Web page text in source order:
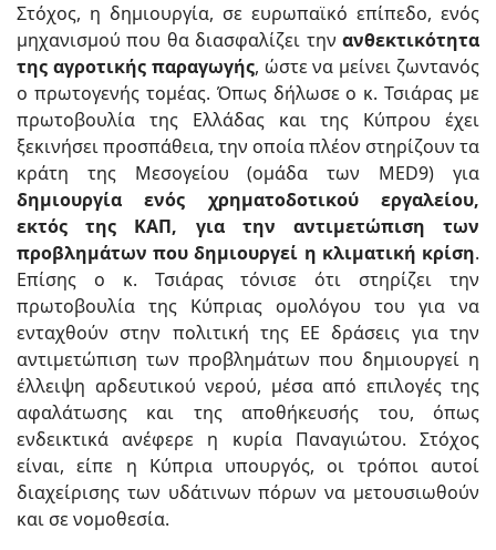
Στόχος, η δημιουργία, σε ευρωπαϊκό επίπεδο, ενός
μηχανισμού που θα διασφαλίζει την ανθεκτικότητα
της αγροτικής παραγωγής, ώστε να μείνει ζωντανός
ο πρωτογενής τομέας. Όπως δήλωσε ο κ. Τσιάρας με
πρωτοβουλία της Ελλάδας και της Κύπρου έχει
ξεκινήσει προσπάθεια, την οποία πλέον στηρίζουν τα
κράτη της Μεσογείου (ομάδα των MED9) για
δημιουργία ενός χρηματοδοτικού εργαλείου,
εκτός της ΚΑΠ, για την αντιμετώπιση των
προβλημάτων που δημιουργεί η κλιματική κρίση.
Επίσης ο κ. Τσιάρας τόνισε ότι στηρίζει την
πρωτοβουλία της Κύπριας ομολόγου του για να
ενταχθούν στην πολιτική της ΕΕ δράσεις για την
αντιμετώπιση των προβλημάτων που δημιουργεί η
έλλειψη αρδευτικού νερού, μέσα από επιλογές της
αφαλάτωσης και της αποθήκευσής του, όπως
ενδεικτικά ανέφερε η κυρία Παναγιώτου. Στόχος
είναι, είπε η Κύπρια υπουργός, οι τρόποι αυτοί
διαχείρισης των υδάτινων πόρων να μετουσιωθούν
και σε νομοθεσία.